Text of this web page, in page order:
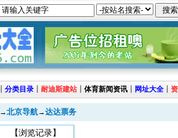
┊ 分类目录 ┊ 耐迪斯建站 ┊ 体育新闻资讯 ┊ 网址大全 ┊
→北京导航→达达票务
【浏览记录】